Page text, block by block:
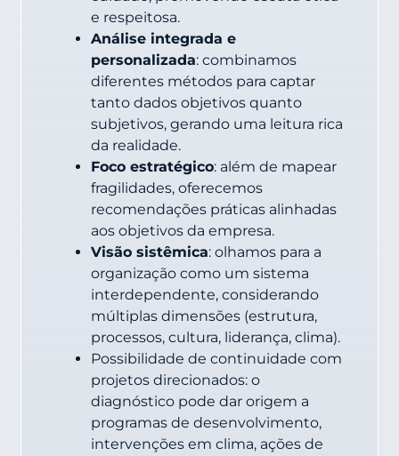
e respeitosa.
Análise integrada e
personalizada: combinamos
diferentes métodos para captar
tanto dados objetivos quanto
subjetivos, gerando uma leitura rica
da realidade.
Foco estratégico: além de mapear
fragilidades, oferecemos
recomendações práticas alinhadas
aos objetivos da empresa.
Visão sistêmica: olhamos para a
organização como um sistema
interdependente, considerando
múltiplas dimensões (estrutura,
processos, cultura, liderança, clima).
Possibilidade de continuidade com
projetos direcionados: o
diagnóstico pode dar origem a
programas de desenvolvimento,
intervenções em clima, ações de